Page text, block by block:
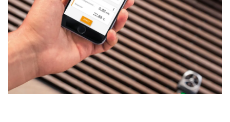
mevcuttur. Bu verilerin kombinasyonu önemli noktalar
hakkında bilgi sağlayabilir.
İklimlendirme sektöründe çalışıyorsanız veya daha fazla
veriye ihtiyacınız varsa, çiğleşme noktası belirleyebilen bir
anemometrede de karar kılabilirsiniz. Bu, karmaşık
analizlerin de mümkün olduğu anlamına gelir.